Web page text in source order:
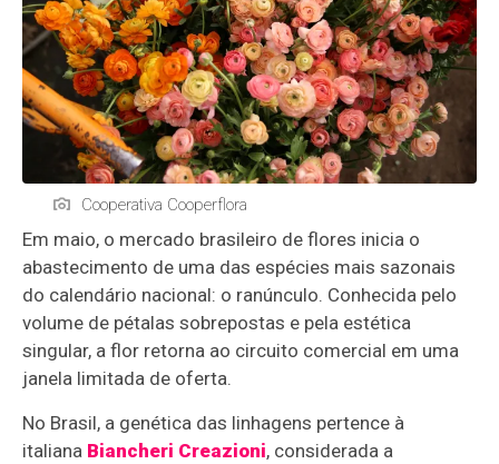
Cooperativa Cooperflora
Em maio, o mercado brasileiro de flores inicia o
abastecimento de uma das espécies mais sazonais
do calendário nacional: o ranúnculo. Conhecida pelo
volume de pétalas sobrepostas e pela estética
singular, a flor retorna ao circuito comercial em uma
janela limitada de oferta.
No Brasil, a genética das linhagens pertence à
italiana Biancheri Creazioni, considerada a